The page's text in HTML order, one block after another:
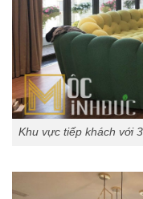
Khu vực tiếp khách với